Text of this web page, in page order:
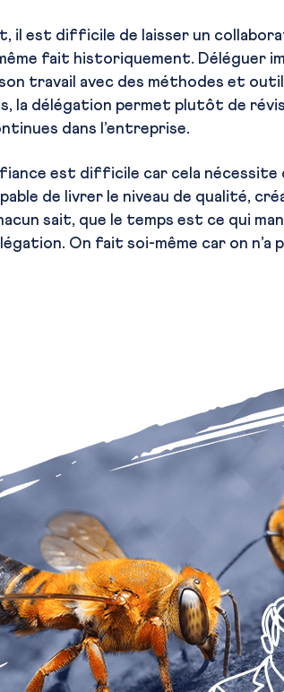
il est difficile de laisser un
fait historiquement. Déléguer
travail avec des méthodes et
la délégation permet plutôt de
dans l’entreprise.
est difficile car cela nécessite
de livrer le niveau de qualité,
sait, que le temps est ce qui
On fait soi-même car on n’a